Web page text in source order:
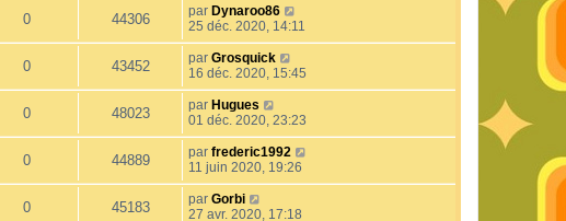
0 44306 par Dynaroo86
25 déc. 2020, 14:11
0 43452 par Grosquick
16 déc. 2020, 15:45
0 48023 par Hugues
01 déc. 2020, 23:23
0 44889 par frederic1992
11 juin 2020, 19:26
0 45183 par Gorbi
27 avr. 2020, 17:18